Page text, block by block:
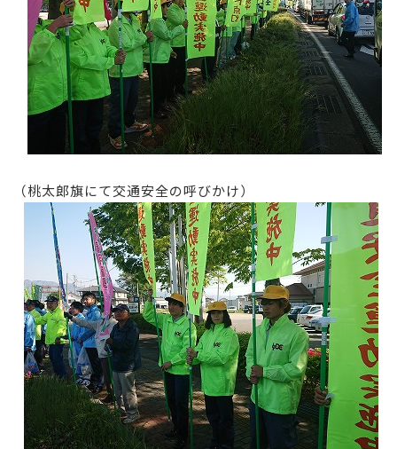
（桃太郎旗にて交通安全の呼びかけ）